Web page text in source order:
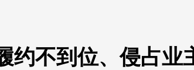
约不到位、侵占业